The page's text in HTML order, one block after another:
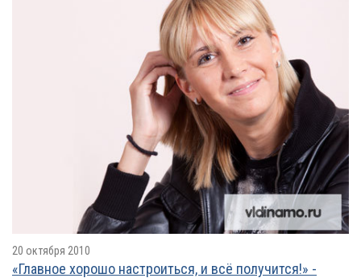
20 октября 2010
«Главное хорошо настроиться, и всё получится!» -